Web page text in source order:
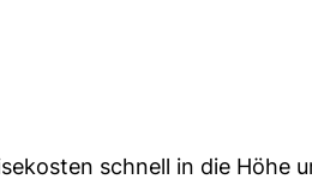
schnell in die Höhe